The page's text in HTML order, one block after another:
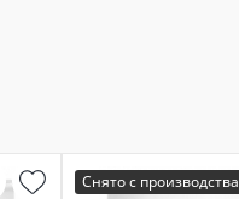
Снято с производства